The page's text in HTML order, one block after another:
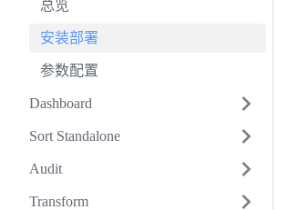
总览
安装部署
参数配置
Dashboard
Sort Standalone
Audit
Transform